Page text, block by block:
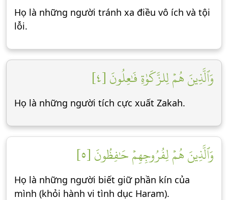
Họ là những người tránh xa điều vô ích và tội
lỗi.
وَٱلَّذِينَ هُمۡ لِلزَّكَوٰةِ فَٰعِلُونَ [٤]
Họ là những người tích cực xuất Zakah.
وَٱلَّذِينَ هُمۡ لِفُرُوجِهِمۡ حَٰفِظُونَ [٥]
Họ là những người biết giữ phần kín của
mình (khỏi hành vi tình dục Haram).